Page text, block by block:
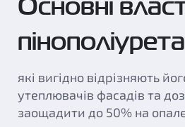
які вигідно відрізняють
утеплювачів фасадів та
заощадити до 50% на